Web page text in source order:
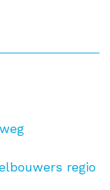
regio